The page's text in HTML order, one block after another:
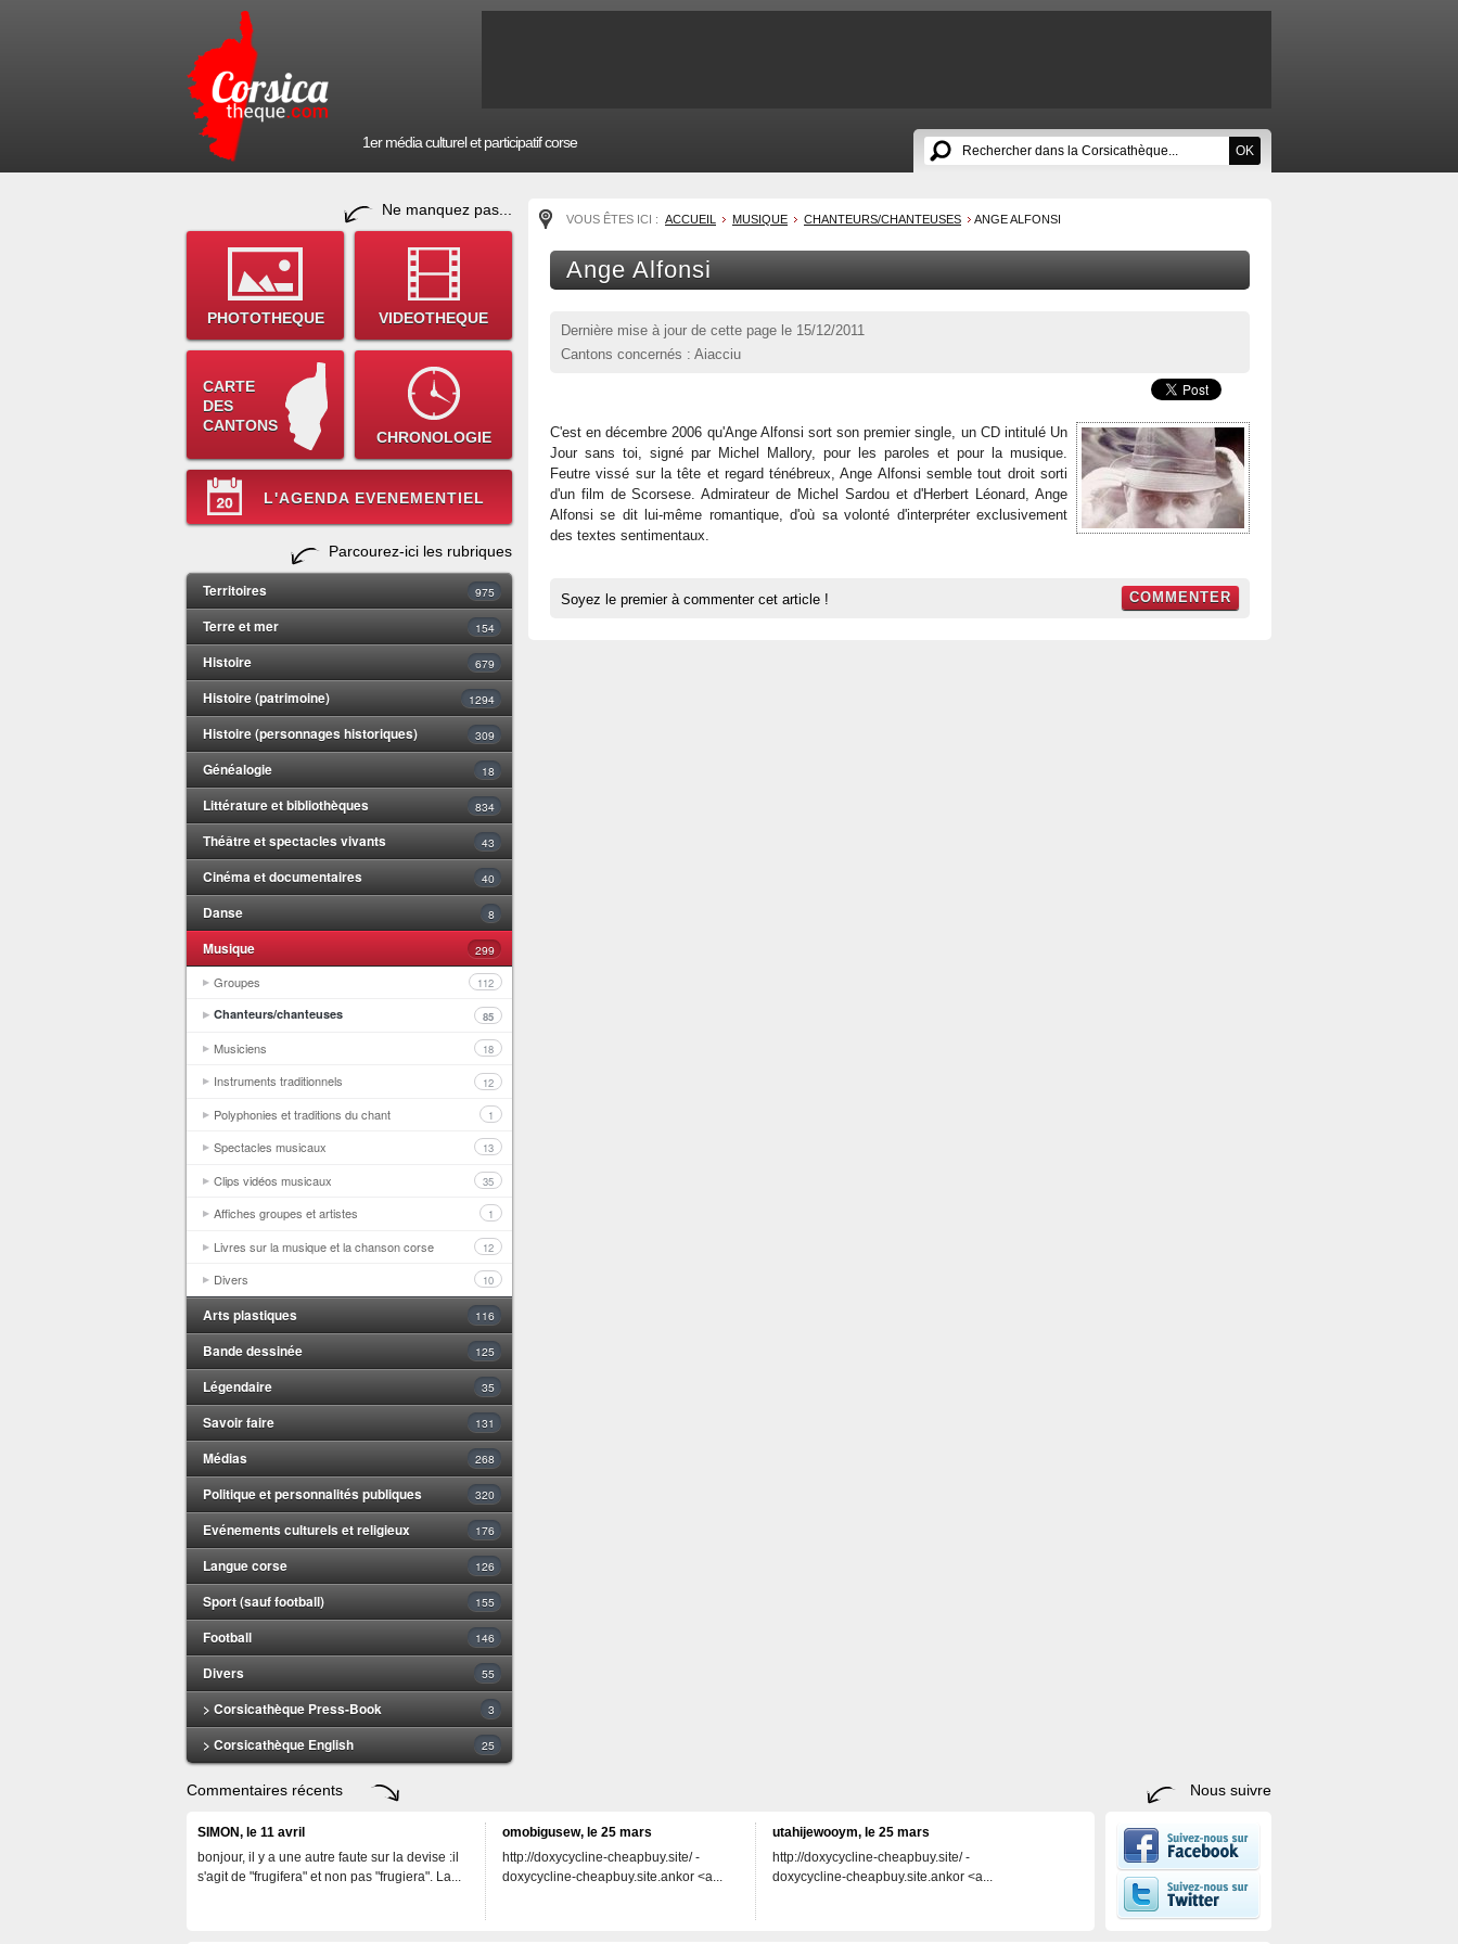
1er média culturel et participatif corse
Ne manquez pas...
PHOTOTHEQUE VIDEOTHEQUE
CARTE
DES
CANTONS
CHRONOLOGIE
L'AGENDA EVENEMENTIEL
Parcourez-ici les rubriques
Territoires 975
Terre et mer 154
Histoire 679
Histoire (patrimoine) 1294
Histoire (personnages historiques) 309
Généalogie 18
Littérature et bibliothèques 834
Théâtre et spectacles vivants 43
Cinéma et documentaires 40
Danse 8
Musique 299
Groupes 112
Chanteurs/chanteuses 85
Musiciens 18
Instruments traditionnels 12
Polyphonies et traditions du chant 1
Spectacles musicaux 13
Clips vidéos musicaux 35
Affiches groupes et artistes 1
Livres sur la musique et la chanson corse 12
Divers 10
Arts plastiques 116
Bande dessinée 125
Légendaire 35
Savoir faire 131
Médias 268
Politique et personnalités publiques 320
Evénements culturels et religieux 176
Langue corse 126
Sport (sauf football) 155
Football 146
Divers 55
> Corsicathèque Press-Book 3
> Corsicathèque English 25
VOUS ÊTES ICI : ACCUEIL MUSIQUE CHANTEURS/CHANTEUSES ANGE ALFONSI
Ange Alfonsi
Dernière mise à jour de cette page le 15/12/2011
Cantons concernés : Aiacciu
C'est en décembre 2006 qu'Ange Alfonsi sort son premier single, un CD intitulé Un
Jour sans toi, signé par Michel Mallory, pour les paroles et pour la musique.
Feutre vissé sur la tête et regard ténébreux, Ange Alfonsi semble tout droit sorti
d'un film de Scorsese. Admirateur de Michel Sardou et d'Herbert Léonard, Ange
Alfonsi se dit lui-même romantique, d'où sa volonté d'interpréter exclusivement
des textes sentimentaux.
Soyez le premier à commenter cet article ! COMMENTER
Commentaires récents
SIMON, le 11 avril
bonjour, il y a une autre faute sur la devise :il
s'agit de "frugifera" et non pas "frugiera". La...
omobigusew, le 25 mars
http://doxycycline-cheapbuy.site/ -
doxycycline-cheapbuy.site.ankor <a...
utahijewooym, le 25 mars
http://doxycycline-cheapbuy.site/ -
doxycycline-cheapbuy.site.ankor <a...
Nous suivre